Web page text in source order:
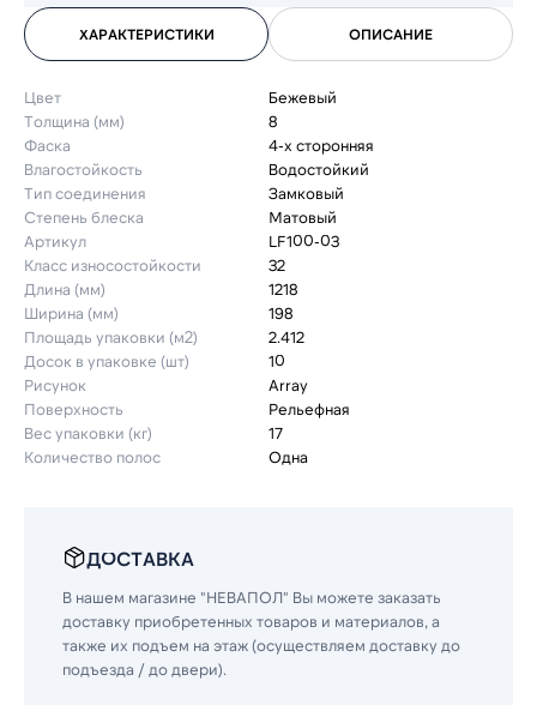
ХАРАКТЕРИСТИКИ ОПИСАНИЕ
Цвет
Бежевый
Толщина (мм)
8
Фаска
4-х сторонняя
Влагостойкость
Водостойкий
Тип соединения
Замковый
Степень блеска
Матовый
Артикул
LF100-03
Класс износостойкости
32
Длина (мм)
1218
Ширина (мм)
198
Площадь упаковки (м2)
2.412
Досок в упаковке (шт)
10
Рисунок
Array
Поверхность
Рельефная
Вес упаковки (кг)
17
Количество полос
Одна
ДОСТАВКА
В нашем магазине "НЕВАПОЛ" Вы можете заказать
доставку приобретенных товаров и материалов, а
также их подъем на этаж (осуществляем доставку до
подъезда / до двери).